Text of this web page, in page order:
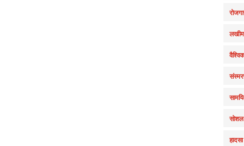
वैश्विक
सोशल
हादसा